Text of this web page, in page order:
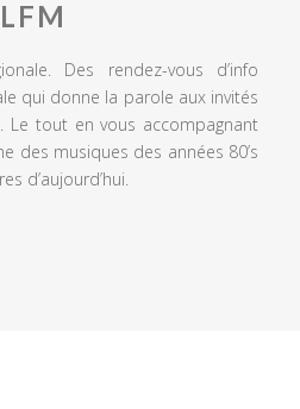
LFM
Des rendez-vous d’info
qui donne la parole aux invités
Le tout en vous accompagnant
des musiques des années 80’s
d’aujourd’hui.